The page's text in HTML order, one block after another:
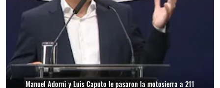
Manuel Adorni y Luis Caputo le pasaron la motosierra a 211